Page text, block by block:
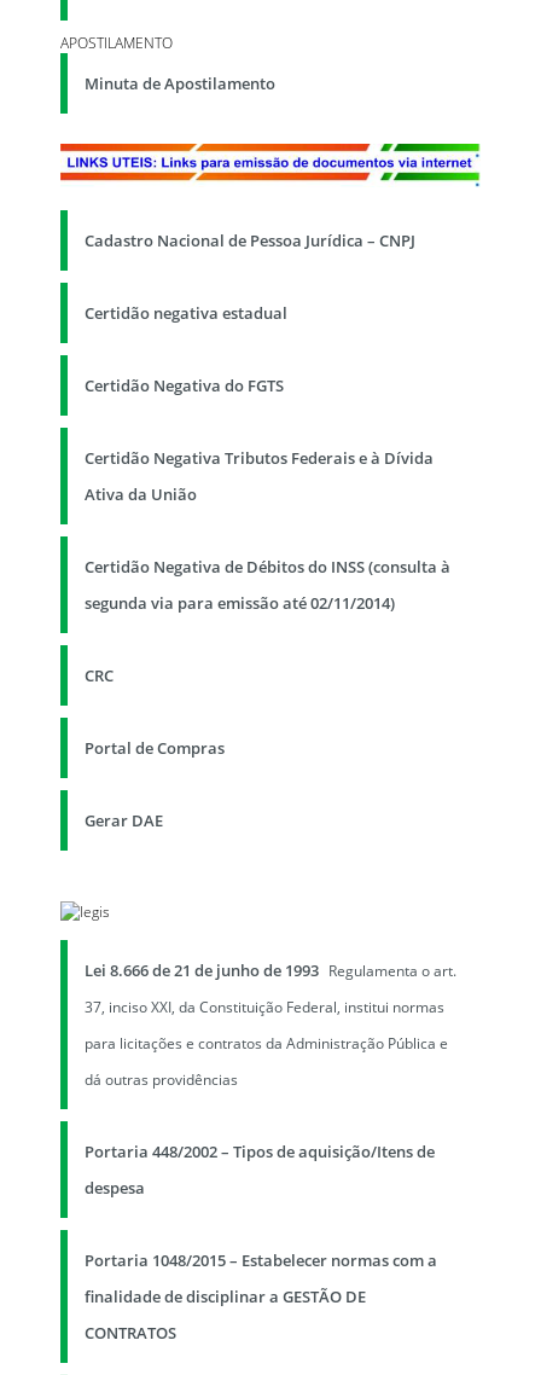
APOSTILAMENTO
Minuta de Apostilamento
Cadastro Nacional de Pessoa Jurídica – CNPJ
Certidão negativa estadual
Certidão Negativa do FGTS
Certidão Negativa Tributos Federais e à Dívida
Ativa da União
Certidão Negativa de Débitos do INSS (consulta à
segunda via para emissão até 02/11/2014)
CRC
Portal de Compras
Gerar DAE
Lei 8.666 de 21 de junho de 1993 Regulamenta o art.
37, inciso XXI, da Constituição Federal, institui normas
para licitações e contratos da Administração Pública e
dá outras providências
Portaria 448/2002 – Tipos de aquisição/Itens de
despesa
Portaria 1048/2015 – Estabelecer normas com a
finalidade de disciplinar a GESTÃO DE
CONTRATOS